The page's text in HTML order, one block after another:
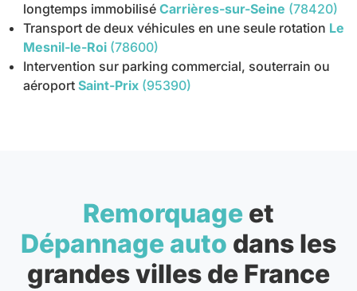
longtemps immobilisé Carrières-sur-Seine (78420)
Transport de deux véhicules en une seule rotation Le
Mesnil-le-Roi (78600)
Intervention sur parking commercial, souterrain ou
aéroport Saint-Prix (95390)
Remorquage et
Dépannage auto dans les
grandes villes de France